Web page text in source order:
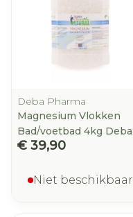
Deba Pharma
Magnesium Vlokken
Bad/voetbad 4kg Deba
€ 39,90
Niet beschikbaar